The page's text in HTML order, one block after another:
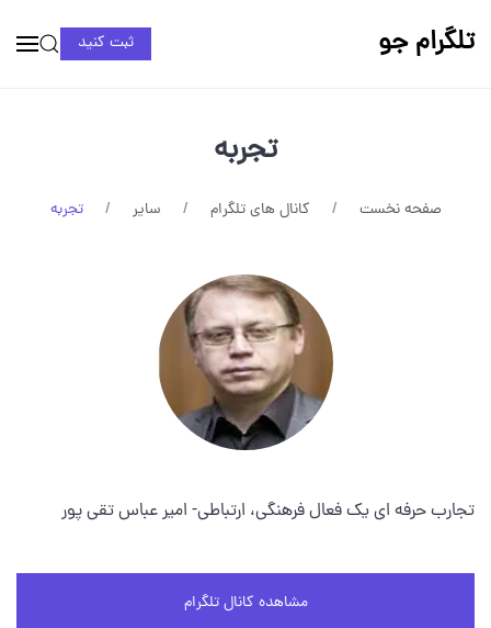
تلگرام جو ثبت کنید
تجربه
صفحه نخست کانال های تلگرام سایر تجربه
تجارب حرفه ای یک فعال فرهنگی، ارتباطی- امیر عباس تقی پور
مشاهده کانال تلگرام